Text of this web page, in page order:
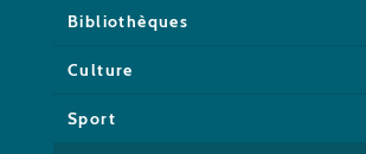
Bibliothèques
Culture
Sport